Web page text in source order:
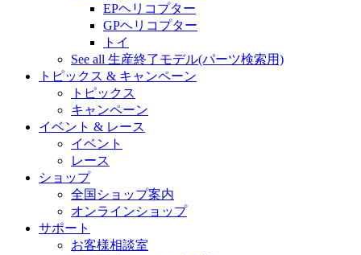
EPヘリコプター
GPヘリコプター
トイ
See all 生産終了モデル(パーツ検索用)
トピックス & キャンペーン
トピックス
キャンペーン
イベント & レース
イベント
レース
ショップ
全国ショップ案内
オンラインショップ
サポート
お客様相談室